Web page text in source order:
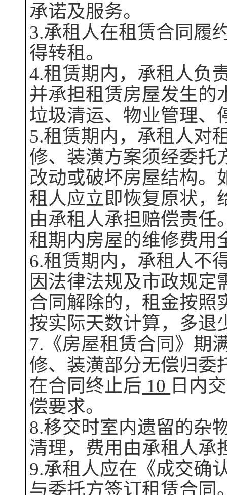
承诺及服务。
3.承租人在租赁合同履
得转租。
4.租赁期内，承租人负
并承担租赁房屋发生的
垃圾清运、物业管理、
5.租赁期内，承租人对
修、装潢方案须经委托
改动或破坏房屋结构。
租人应立即恢复原状，
由承租人承担赔偿责任
租期内房屋的维修费用
6.租赁期内，承租人不
因法律法规及市政规定
合同解除的，租金按照
按实际天数计算，多退
7.《房屋租赁合同》期
修、装潢部分无偿归委
在合同终止后 10 日内
偿要求。
8.移交时室内遗留的杂
清理，费用由承租人承
9.承租人应在《成交确
与委托方签订租赁合同